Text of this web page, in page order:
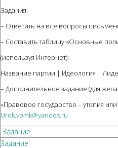
Задания:
– Ответить на все вопросы
– Составить таблицу «Основные
(используя Интернет):
Название партии | Идеология |
– Дополнительное задание (для
«Правовое государство – утопия
Urok.vomk@yandex.ru
Задание
Задание